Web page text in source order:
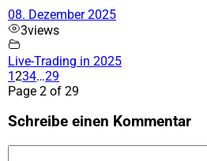
08. Dezember 2025
3views
Live-Trading in 2025
1234…29
Page 2 of 29
Schreibe einen Kommentar